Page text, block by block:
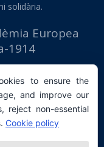
solidària.
Europea
1914
to ensure the
and improve our
reject non-essential
Cookie policy